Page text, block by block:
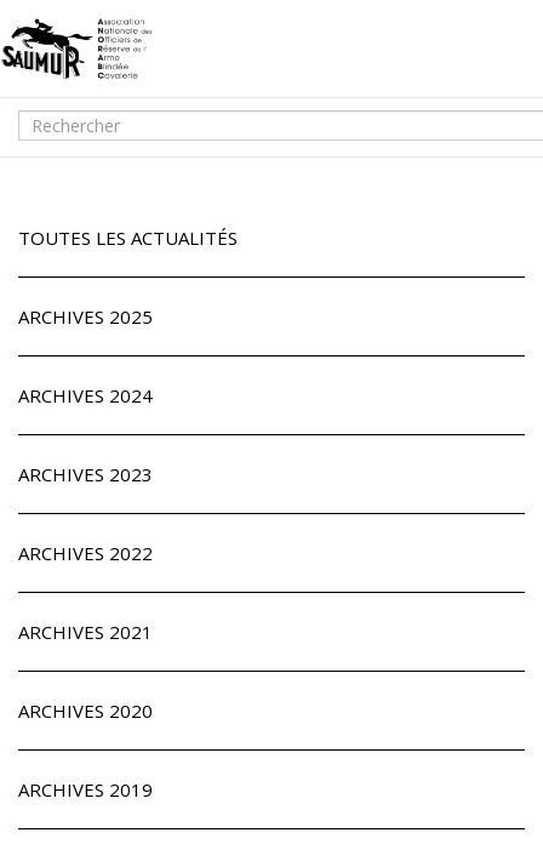
TOUTES LES ACTUALITÉS
ARCHIVES 2025
ARCHIVES 2024
ARCHIVES 2023
ARCHIVES 2022
ARCHIVES 2021
ARCHIVES 2020
ARCHIVES 2019